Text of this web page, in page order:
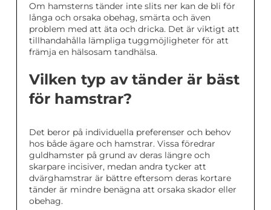
Om hamsterns tänder inte slits ner kan de bli för
långa och orsaka obehag, smärta och även
problem med att äta och dricka. Det är viktigt att
tillhandahålla lämpliga tuggmöjligheter för att
främja en hälsosam tandhälsa.
Vilken typ av tänder är bäst
för hamstrar?
Det beror på individuella preferenser och behov
hos både ägare och hamstrar. Vissa föredrar
guldhamster på grund av deras längre och
skarpare incisiver, medan andra tycker att
dvärghamstrar är bättre eftersom deras kortare
tänder är mindre benägna att orsaka skador eller
obehag.